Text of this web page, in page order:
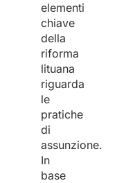
elementi
chiave
della
riforma
lituana
riguarda
le
pratiche
di
assunzione.
In
base